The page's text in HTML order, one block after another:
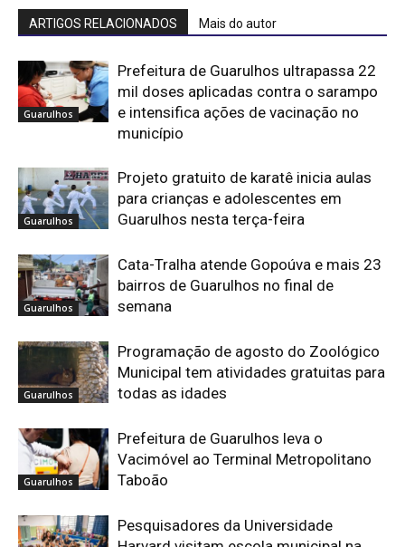
ARTIGOS RELACIONADOS Mais do autor
Guarulhos
Prefeitura de Guarulhos ultrapassa 22
mil doses aplicadas contra o sarampo
e intensifica ações de vacinação no
município
Guarulhos
Projeto gratuito de karatê inicia aulas
para crianças e adolescentes em
Guarulhos nesta terça-feira
Guarulhos
Cata-Tralha atende Gopoúva e mais 23
bairros de Guarulhos no final de
semana
Guarulhos
Programação de agosto do Zoológico
Municipal tem atividades gratuitas para
todas as idades
Guarulhos
Prefeitura de Guarulhos leva o
Vacimóvel ao Terminal Metropolitano
Taboão
Pesquisadores da Universidade